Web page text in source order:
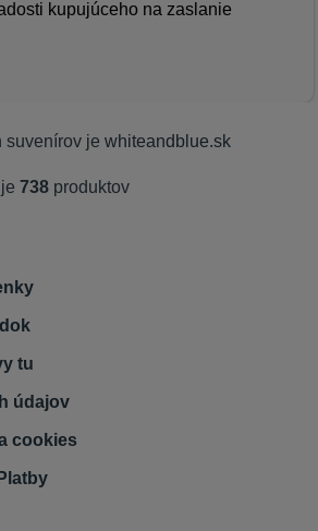
kupujúceho na zaslanie
suvenírov je whiteandblue.sk
738 produktov
tu
údajov
cookies